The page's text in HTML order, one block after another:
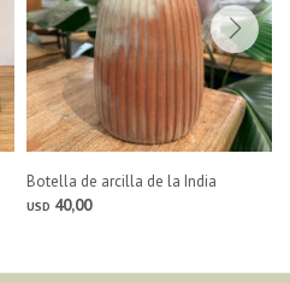
Botella de arcilla de la India
USD 40,00